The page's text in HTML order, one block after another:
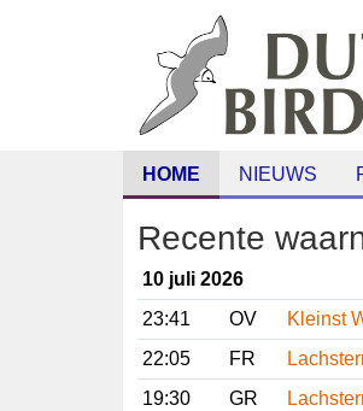
HOME NIEUWS
Recente
10 juli 2026
23:41
OV
Kleinst
22:05
FR
19:30
GR